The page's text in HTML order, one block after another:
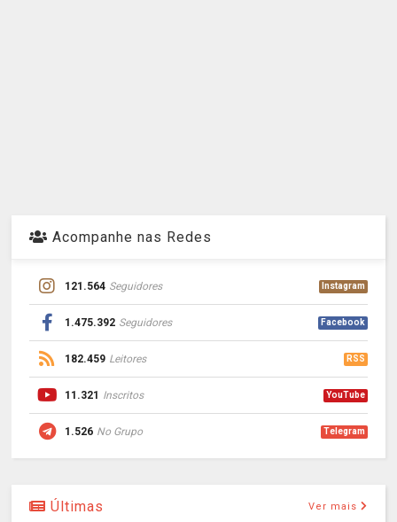
Acompanhe nas Redes
121.564 Seguidores Instagram
1.475.392 Seguidores Facebook
182.459 Leitores RSS
11.321 Inscritos YouTube
1.526 No Grupo Telegram
Últimas Ver mais